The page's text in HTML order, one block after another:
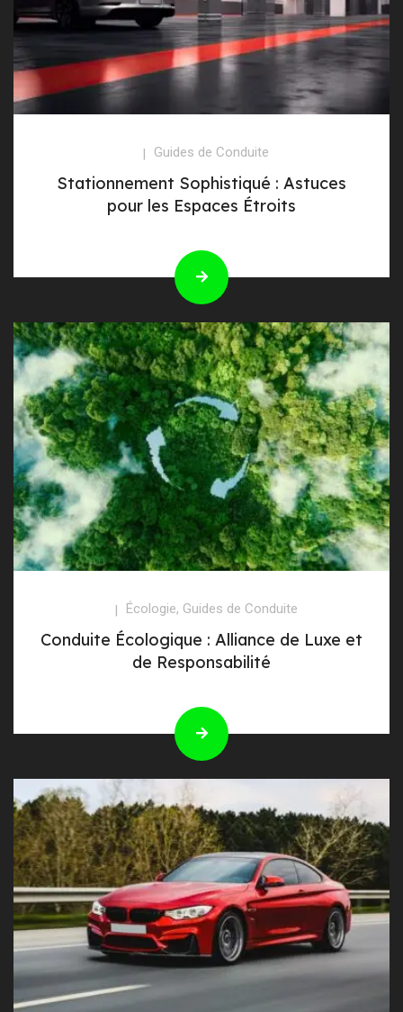
Guides de Conduite
Stationnement Sophistiqué : Astuces
pour les Espaces Étroits
Écologie, Guides de Conduite
Conduite Écologique : Alliance de Luxe et
de Responsabilité